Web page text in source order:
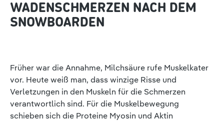
WADENSCHMERZEN NACH DEM
SNOWBOARDEN
Früher war die Annahme, Milchsäure rufe Muskelkater
vor. Heute weiß man, dass winzige Risse und
Verletzungen in den Muskeln für die Schmerzen
verantwortlich sind. Für die Muskelbewegung
schieben sich die Proteine Myosin und Aktin